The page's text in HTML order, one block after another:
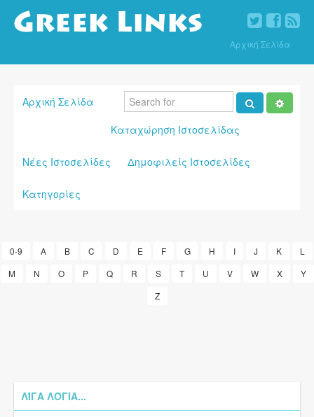
Αρχική Σελίδα
Αρχική Σελίδα
Καταχώρηση Ιστοσελίδας
Νέες Ιστοσελίδες Δημοφιλείς Ιστοσελίδες
Κατηγορίες
0-9 A B C D E F G H I J K
L
M
N O P Q R S T U V W X
Y
Z
ΛΊΓΑ ΛΌΓΙΑ...